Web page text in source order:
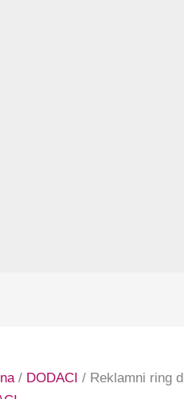
/ DODACI / Reklamni ring